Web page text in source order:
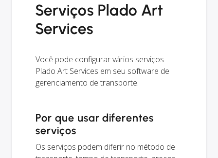
Serviços Plado Art
Services
Você pode configurar vários serviços
Plado Art Services em seu software de
gerenciamento de transporte.
Por que usar diferentes
serviços
Os serviços podem diferir no método de